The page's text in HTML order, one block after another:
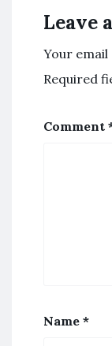
Leave
Your email
Required
Comment
Name *